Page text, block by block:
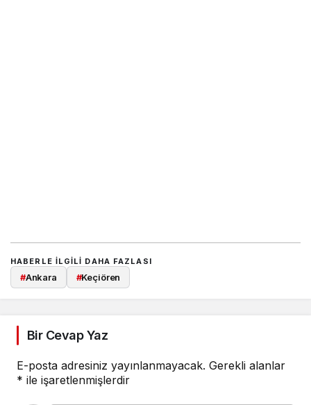
HABERLE ILGILI DAHA FAZLASI
#Ankara #Keçiören
Bir Cevap Yaz
E-posta adresiniz yayınlanmayacak. Gerekli alanlar
* ile işaretlenmişlerdir